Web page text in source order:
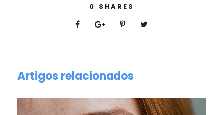
0 SHARES
Artigos relacionados